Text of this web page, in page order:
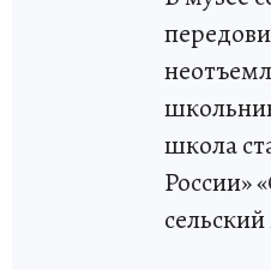
школа
России»